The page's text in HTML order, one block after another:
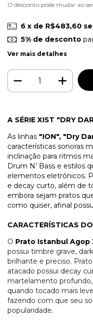
O desconto pode mudar ao
6 x de R$483,60
5% de desconto
Ver mais detalhes
A SÉRIE XIST "DRY
As linhas "ION", "Dry
características sonoras
inclinação para ritmos
Drum N’ Bass e estilos
elementos eletrônicos.
e decay curto, além de
embora sejam pratos
como quiser, afinal
CARACTERÍSTICAS
O Prato Istanbul Agop
possui timbre grave,
brilhante e preciso. Prato
atacado possui decay
martelamento
quando tocado mais
fazendo com que seu
popularidade.